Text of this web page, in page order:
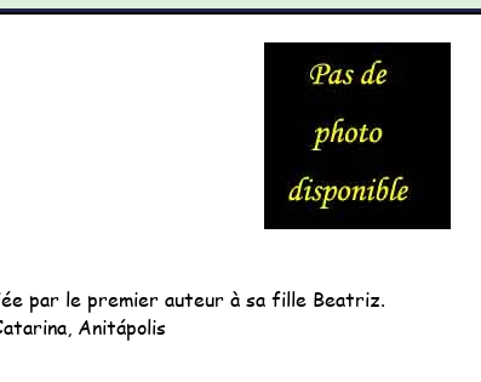
par le premier auteur à sa fille Beatriz.
Anitápolis